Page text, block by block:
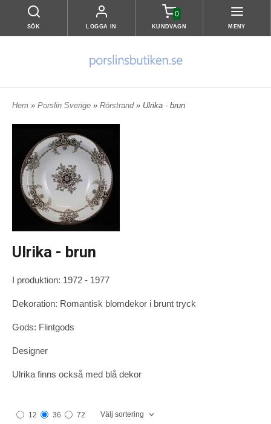
SÖK LOGGA IN
0
KUNDVAGN MENY
Hem » Porslin Sverige » Rörstrand » Ulrika - brun
Ulrika - brun
I produktion: 1972 - 1977
Dekoration: Romantisk blomdekor i brunt tryck
Gods: Flintgods
Designer
Ulrika finns också med blå dekor
12 36 72 Välj sortering